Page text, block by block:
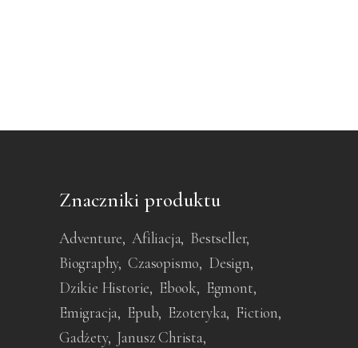
Znaczniki produktu
Adventure Afiliacja Bestseller
Biography Czasopismo
Design
Dzikie Historie
Ebook
Egmont
Emigracja
Epub Ezoteryka Fiction
Gadżety Janusz Christa